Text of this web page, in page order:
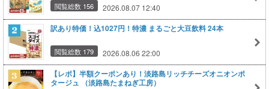
閲覧総数 156 2026.08.07 12:40
訳あり特価！込1027円！特濃 まるごと大豆飲料 24本
閲覧総数 179 2026.08.06 22:00
【レポ】半額クーポンあり！淡路島リッチチーズオニオンポ
タージュ （淡路島たまねぎ工房）